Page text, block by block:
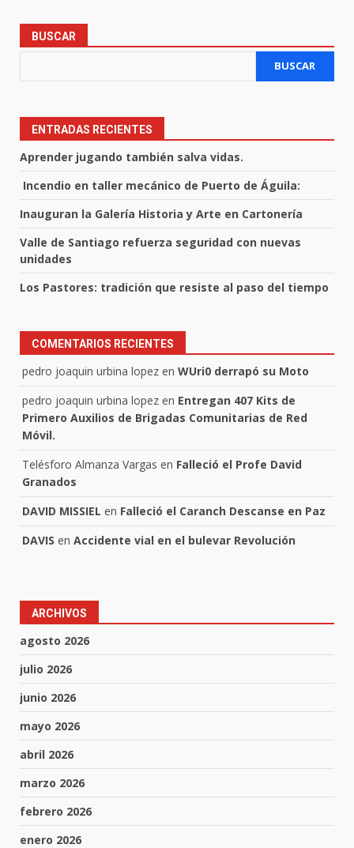
BUSCAR
BUSCAR
ENTRADAS RECIENTES
Aprender jugando también salva vidas.
Incendio en taller mecánico de Puerto de Águila:
Inauguran la Galería Historia y Arte en Cartonería
Valle de Santiago refuerza seguridad con nuevas
unidades
Los Pastores: tradición que resiste al paso del tiempo
COMENTARIOS RECIENTES
pedro joaquin urbina lopez en WUri0 derrapó su Moto
pedro joaquin urbina lopez en Entregan 407 Kits de
Primero Auxilios de Brigadas Comunitarias de Red
Móvil.
Telésforo Almanza Vargas en Falleció el Profe David
Granados
DAVID MISSIEL en Falleció el Caranch Descanse en Paz
DAVIS en Accidente vial en el bulevar Revolución
ARCHIVOS
agosto 2026
julio 2026
junio 2026
mayo 2026
abril 2026
marzo 2026
febrero 2026
enero 2026